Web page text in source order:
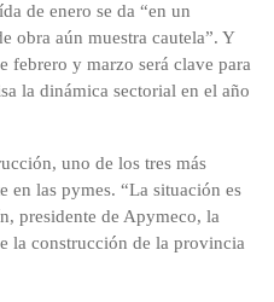
de enero se da “en un
obra aún muestra cautela”. Y
febrero y marzo será clave para
la dinámica sectorial en el año
uno de los tres más
en las pymes. “La situación es
presidente de Apymeco, la
la construcción de la provincia